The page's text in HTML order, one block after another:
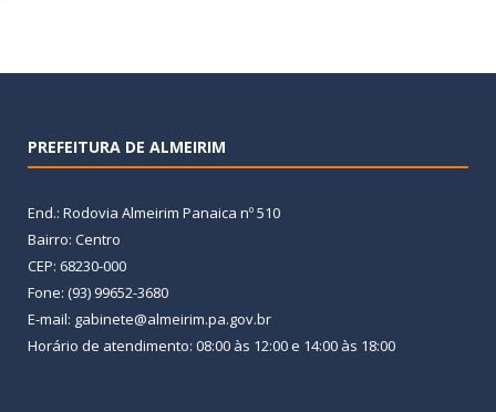
PREFEITURA DE ALMEIRIM
End.: Rodovia Almeirim Panaica nº 510
Bairro: Centro
CEP: 68230-000
Fone: (93) 99652-3680
E-mail: gabinete@almeirim.pa.gov.br
Horário de atendimento: 08:00 às 12:00 e 14:00 às 18:00